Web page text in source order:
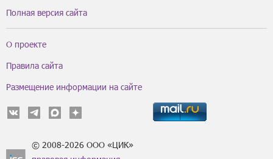
Полная версия сайта
О проекте
Правила сайта
Размещение информации на сайте
© 2008-2026 ООО «ЦИК»